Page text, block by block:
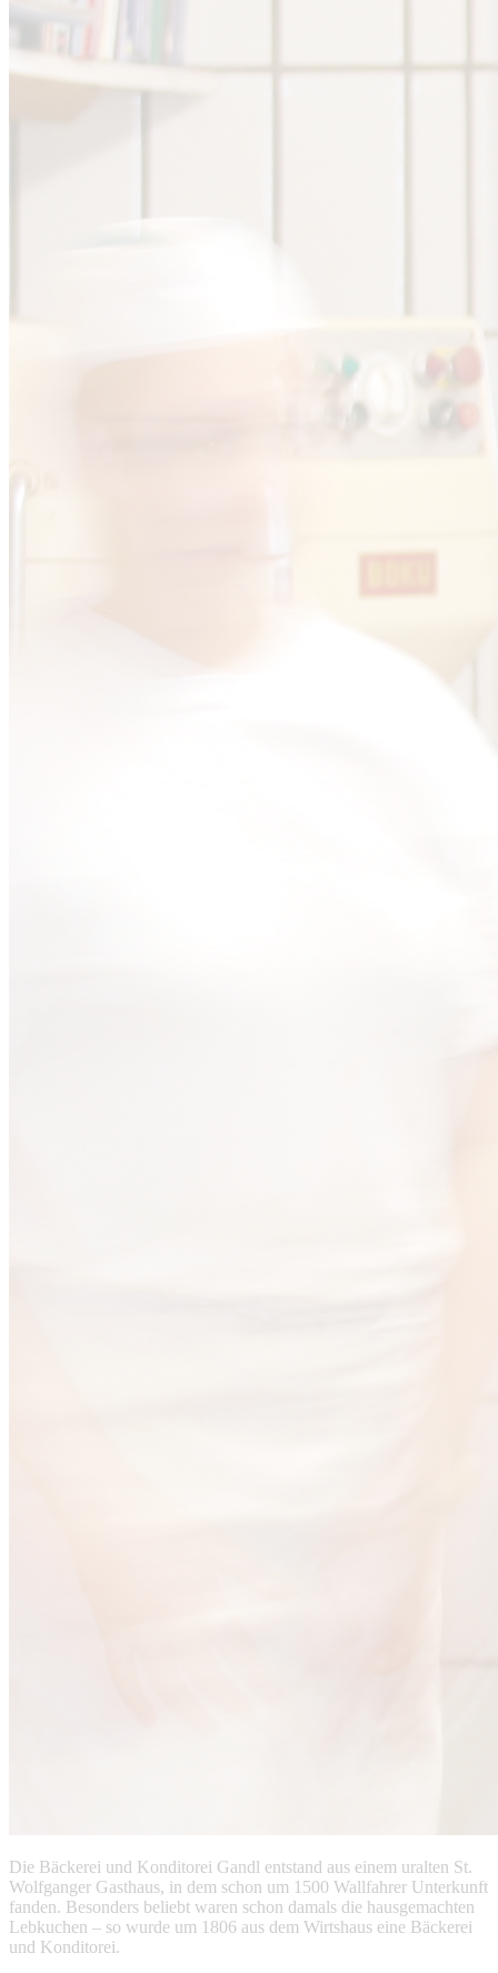
Die Bäckerei und Konditorei Gandl entstand aus einem uralten St.
Wolfganger Gasthaus, in dem schon um 1500 Wallfahrer Unterkunft
fanden. Besonders beliebt waren schon damals die hausgemachten
Lebkuchen – so wurde um 1806 aus dem Wirtshaus eine Bäckerei
und Konditorei.